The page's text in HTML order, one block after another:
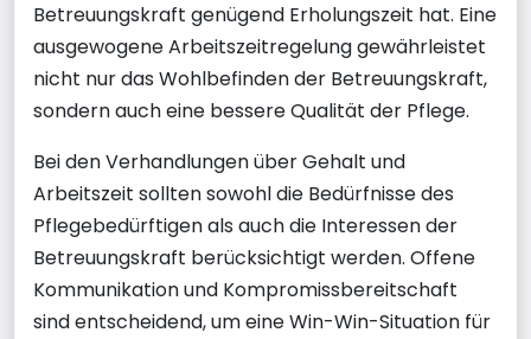
Betreuungskraft genügend Erholungszeit hat. Eine
ausgewogene Arbeitszeitregelung gewährleistet
nicht nur das Wohlbefinden der Betreuungskraft,
sondern auch eine bessere Qualität der Pflege.
Bei den Verhandlungen über Gehalt und
Arbeitszeit sollten sowohl die Bedürfnisse des
Pflegebedürftigen als auch die Interessen der
Betreuungskraft berücksichtigt werden. Offene
Kommunikation und Kompromissbereitschaft
sind entscheidend, um eine Win-Win-Situation für